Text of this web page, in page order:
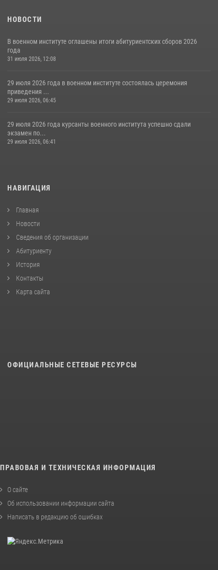
НОВОСТИ
В военном институте оглашены итоги абитуриентских сборов 2026
года
31 июля 2026, 12:08
29 июля 2026 года в военном институте состоялась церемония
приведения ...
29 июля 2026, 06:45
29 июля 2026 года курсанты военного института успешно сдали
экзамен по...
29 июля 2026, 06:41
НАВИГАЦИЯ
Главная
Новости
Сведения об организации
Абитуриенту
История
Контакты
Карта сайта
ОФИЦИАЛЬНЫЕ СЕТЕВЫЕ РЕСУРСЫ
ПРАВОВАЯ И ТЕХНИЧЕСКАЯ ИНФОРМАЦИЯ
О сайте
Об использовании информации сайта
Написать в редакцию об ошибках